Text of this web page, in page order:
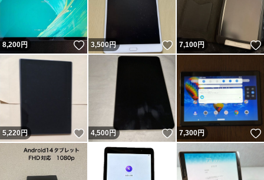
8,200円 いいね！
3,500円 いいね！
7,100円
5,220円 いいね！
4,500円 いいね！
7,300円